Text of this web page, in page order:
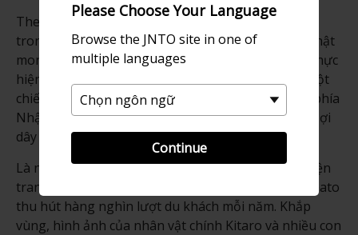
Please Choose Your Language
Browse the JNTO site in one of
multiple languages
Continue
Theo biên niên sử thế kỷ thứ 8, Izumo Fudoki, một
trong những vị thần góp công hình thành nước Nhật
mong muốn mở rộng lãnh thổ đất nước. Ngài đã thực
hiện điều này bằng cách sử dụng một sợi dây và một
chiếc cọc để kéo một mảnh đất từ bên kia biển về phía
Nhật Bản. Cái cọc này đã trở thành Núi Daisen và sợi
dây trở thành Bán đảo Yumigahama ngày nay.
Là nơi sinh của Shigeru Mizuki, tác giả của bộ truyện
tranh rất được yêu thích Ge Ge Ge Kitaro, Sakaiminato
thu hút hàng nghìn lượt du khách mỗi năm. Khắp
vùng, hình ảnh của nhân vật chính Kitaro và nhiều con